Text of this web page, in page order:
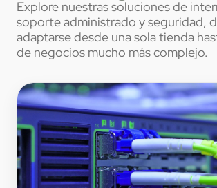
Explore nuestras soluciones de
soporte administrado y seguridad,
adaptarse desde una sola tienda
de negocios mucho más complejo.